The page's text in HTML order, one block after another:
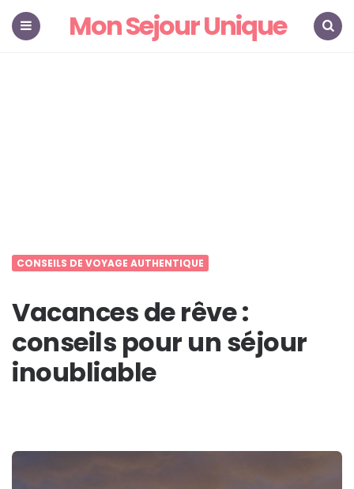
Mon Sejour Unique
CONSEILS DE VOYAGE AUTHENTIQUE
Vacances de rêve :
conseils pour un séjour
inoubliable